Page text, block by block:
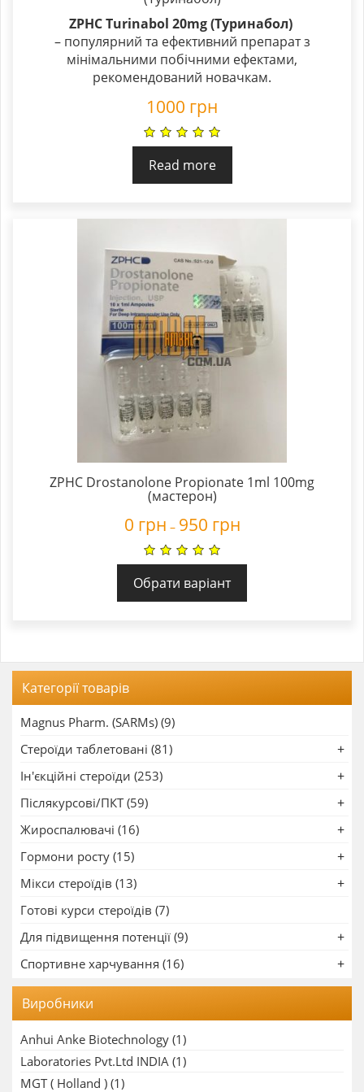
ZPHC Turinabol 20mg (Туринабол)
– популярний та ефективний препарат з
мінімальними побічними ефектами,
рекомендований новачкам.
1000 грн
Read more
ZPHC Drostanolone Propionate 1ml 100mg
(мастерон)
0 грн – 950 грн
Обрати варіант
Категорії товарів
Magnus Pharm. (SARMs) (9)
Стероїди таблетовані (81)
Ін'єкційні стероїди (253)
Післякурсові/ПКТ (59)
Жироспалювачі (16)
Гормони росту (15)
Мікси стероїдів (13)
Готові курси стероїдів (7)
Для підвищення потенції (9)
Спортивне харчування (16)
Виробники
Anhui Anke Biotechnology (1)
Laboratories Pvt.Ltd INDIA (1)
MGT ( Holland ) (1)